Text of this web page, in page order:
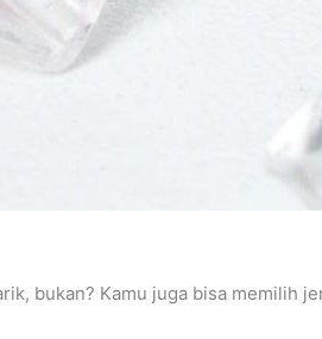
bukan? Kamu juga bisa memilih